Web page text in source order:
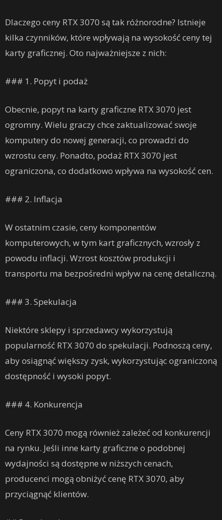
Dlaczego ceny RTX 3070 są tak różnorodne? Istnieje
kilka czynników, które wpływają na wysokość ceny tej
karty graficznej. Oto najważniejsze z nich:
### 1. Popyt i podaż
Obecnie, popyt na karty graficzne RTX 3070 jest
ogromny. Wielu graczy chce zaktualizować swoje
komputery do nowej generacji, co prowadzi do
wzrostu ceny. Ponadto, podaż RTX 3070 jest
ograniczona, co dodatkowo wpływa na wysokość cen.
### 2. Inflacja
W ostatnim czasie, ceny komponentów
komputerowych, w tym kart graficznych, wzrosły z
powodu inflacji. Wzrost kosztów produkcji i
transportu ma bezpośredni wpływ na cenę detaliczną.
### 3. Spekulacja
Niektóre sklepy i sprzedawcy wykorzystują
popularność RTX 3070 do spekulacji. Podnoszą ceny,
aby osiągnąć większy zysk, wykorzystując ograniczoną
dostępność i wysoki popyt.
### 4. Konkurencja
Ceny RTX 3070 mogą również zależeć od konkurencji
na rynku. Jeśli inne karty graficzne o podobnej
wydajności są dostępne w niższych cenach,
producenci mogą obniżyć cenę RTX 3070, aby
przyciągnąć klientów.